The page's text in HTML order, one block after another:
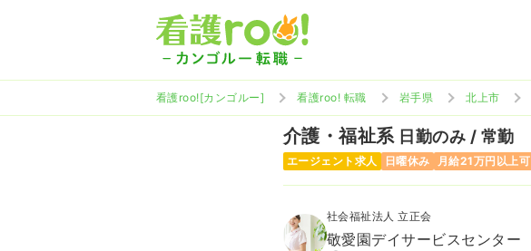
看護roo![カンゴルー] 看護roo! 転職 岩手県 北上市
介護・福祉系 日勤のみ / 常勤
エージェント求人 日曜休み 月給21万円以上可
社会福祉法人 立正会
敬愛園デイサービスセンター